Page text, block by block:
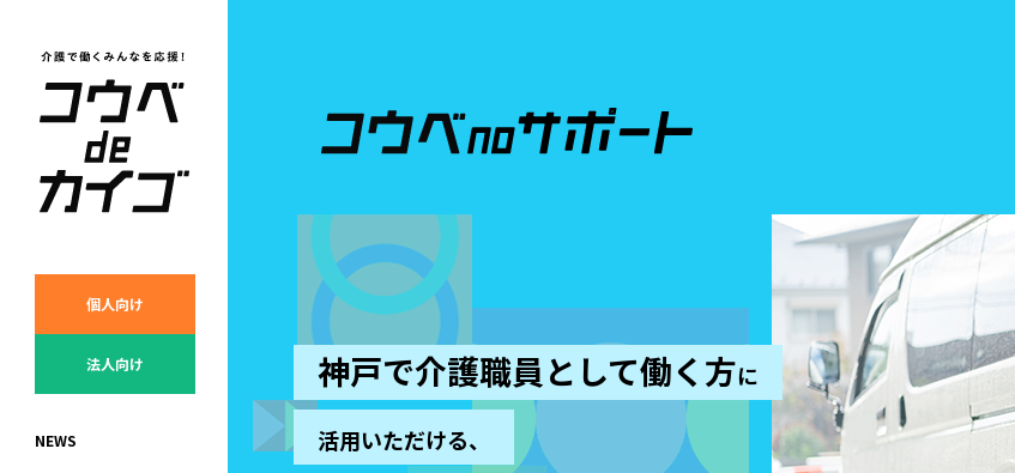
個人向け
法人向け
NEWS
神戸で介護職員として働く方に
活用いただける、